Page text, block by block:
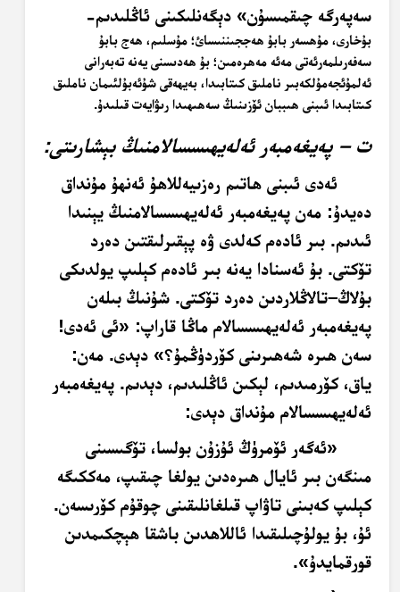
سەپەرگە چىقمىسۇن» دېگەنلىكىنى ئاڭلىدىم-
بۇخارى، مۇھسەر بابۇ ھەججىننىسائ؛ مۇسلىم، ھەج بابۇ
سەفەرىلمەرئەتى مەئە مەھرەمىن؛ بۇ ھەدىسنى يەنە تەبەرانى
ئەلمۇئجەمۇلكەبىر ناملىق كىتابىدا، بەيھەقى شۇئەبۇلئىمان ناملىق
كىتابىدا ئىبنى ھىببان ئۆزىنىڭ سەھىھىدا رىۋايەت قىلىدۇ.
ت – پەيغەمبەر ئەلەيھىسسالامنىڭ بېشارىتى:
ئەدى ئىبنى ھاتىم رەزىيەللاھۇ ئەنھۇ مۇنداق
دەيدۇ: مەن پەيغەمبەر ئەلەيھىسسالامنىڭ يېنىدا
ئىدىم. بىر ئادەم كەلدى ۋە پېقىرلىقتىن دەرد
تۆكتى. بۇ ئەسنادا يەنە بىر ئادەم كېلىپ يولدىكى
بۇلاڭ–تالاڭلاردىن دەرد تۆكتى. شۇنىڭ بىلەن
پەيغەمبەر ئەلەيھىسسالام ماڭا قاراپ: «ئى ئەدى!
سەن ھىرە شەھىرىنى كۆردۈڭمۇ؟» دېدى. مەن:
ياق، كۆرمىدىم، لېكىن ئاڭلىدىم، دېدىم. پەيغەمبەر
ئەلەيھىسسالام مۇنداق دېدى:
«ئەگەر ئۆمرۈڭ ئۇزۇن بولسا، تۆگىسىنى
مىنگەن بىر ئايال ھىرەدىن يولغا چىقىپ، مەككىگە
كېلىپ كەبىنى تاۋاپ قىلغانلىقىنى چوقۇم كۆرىسەن.
ئۇ، بۇ يولۇچىلىقىدا ئاللاھدىن باشقا ھېچكىمدىن
قورقمايدۇ».